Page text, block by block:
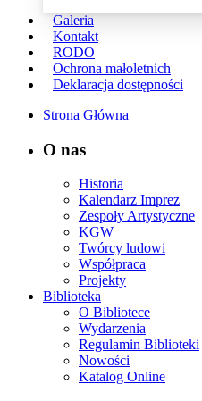
Galeria
Kontakt
RODO
Ochrona małoletnich
Deklaracja dostępności
Strona Główna
O nas
Historia
Kalendarz Imprez
Zespoły Artystyczne
KGW
Twórcy ludowi
Współpraca
Projekty
Biblioteka
O Bibliotece
Wydarzenia
Regulamin Biblioteki
Nowości
Katalog Online